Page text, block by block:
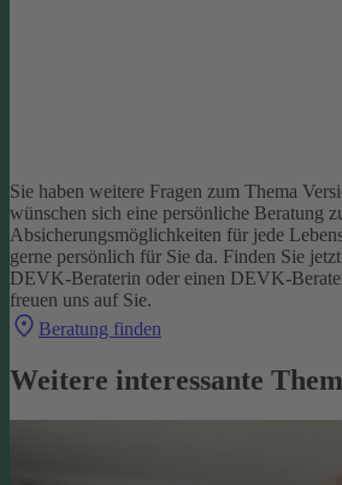
Sie haben weitere Fragen zum Thema
wünschen sich eine persönliche Beratung
Absicherungsmöglichkeiten für jede
gerne persönlich für Sie da. Finden Sie
DEVK-Beraterin oder einen DEVK-
freuen uns auf Sie.
Beratung finden
Weitere interessante